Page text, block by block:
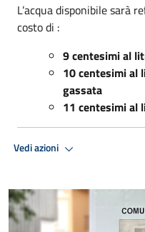
L’acqua disponibile sarà
costo di :
9 centesimi al
10 centesimi al
gassata
11 centesimi al
Vedi azioni